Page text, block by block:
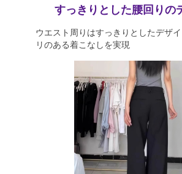
すっきりとした腰回りの
ウエスト周りはすっきりとしたデザ
リのある着こなしを実現